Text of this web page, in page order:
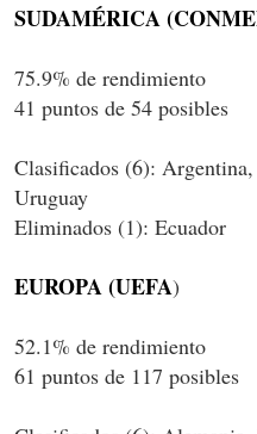
SUDAMÉRICA
75.9% de rendimiento
41 puntos de 54 posibles
Clasificados (6):
Uruguay
Eliminados (1): Ecuador
EUROPA (UEFA)
52.1% de rendimiento
61 puntos de 117 posibles